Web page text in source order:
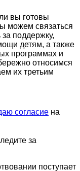
вы готовы
можем связаться
поддержку,
детям, а также
программах и
относимся
их третьим
согласие на
за
поступает